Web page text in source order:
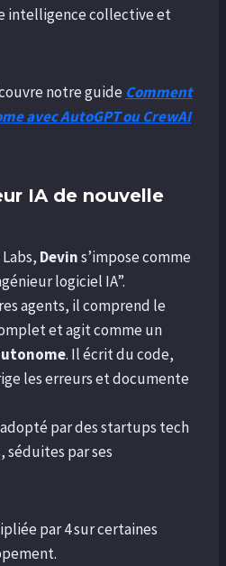
intelligence collective et
notre guide Comment
avec AutoGPT ou CrewAI
IA de nouvelle
Devins’impose comme
logiciel IA”.
agents, il comprend le
et agit comme un
. Il écrit du code,
les erreurs et documente
adopté par des startups tech
séduites par ses
par 4 sur certaines